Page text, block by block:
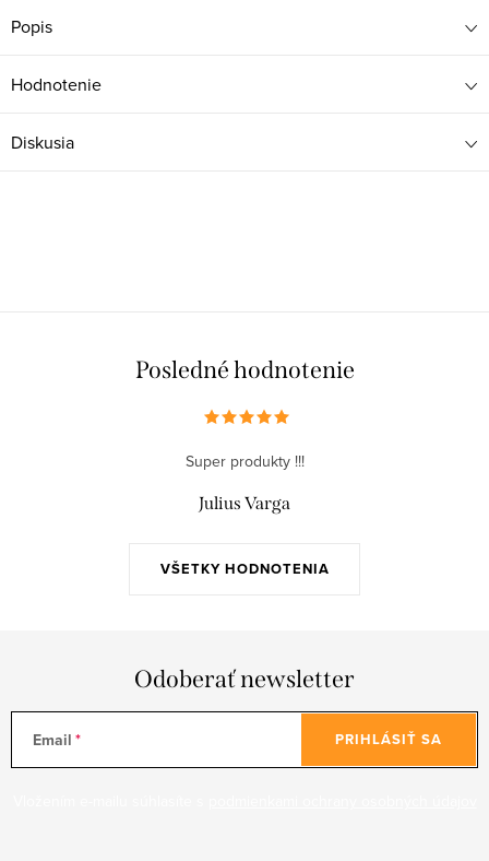
Popis
Hodnotenie
Diskusia
Posledné hodnotenie
VŠETKY HODNOTENIA
Super produkty !!!
Julius Varga
Odoberať newsletter
Email PRIHLÁSIŤ SA